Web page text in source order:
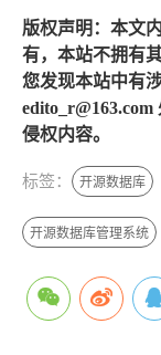
版权声明：本文
有，本站不拥有
您发现本站中有
侵权内容。
标签： 开源数据库
开源数据库管理系统